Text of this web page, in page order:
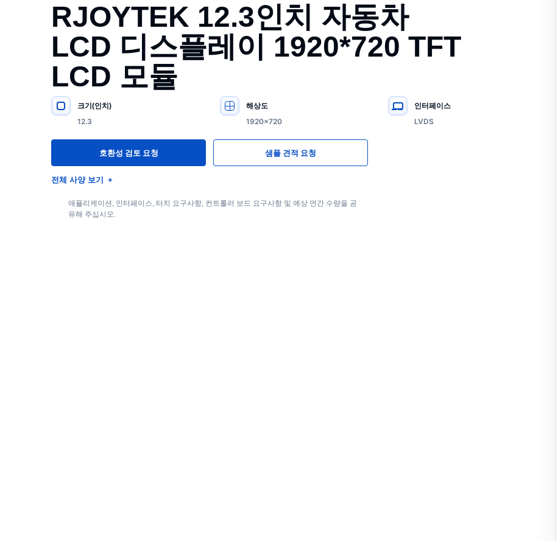
RJOYTEK 12.3인치 자동차
LCD 디스플레이 1920*720 TFT
LCD 모듈
주요 사양
크기(인치)
12.3
해상도
1920×720
인터페이스
LVDS
호환성 검토 요청 샘플 견적 요청
전체 사양 보기
애플리케이션, 인터페이스, 터치 요구사항, 컨트롤러 보드 요구사항 및 예상 연간 수량을 공
유해 주십시오.